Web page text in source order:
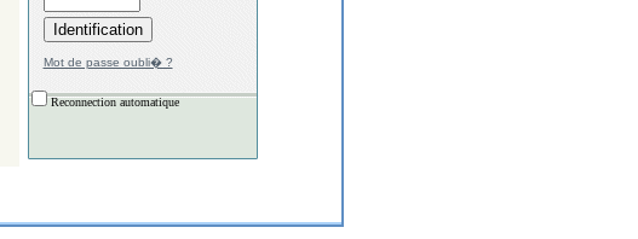
Mot de passe oubli� ?
Reconnection automatique